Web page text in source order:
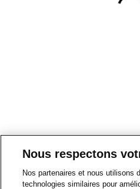
Nous respectons
Nos partenaires et nous utilisons
technologies similaires pour